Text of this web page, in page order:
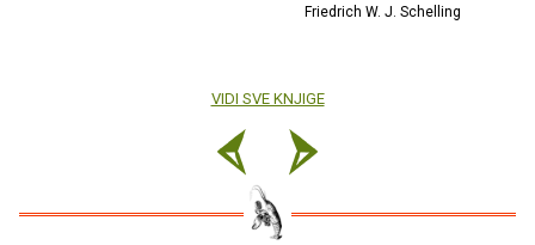
Friedrich W. J. Schelling
VIDI SVE KNJIGE